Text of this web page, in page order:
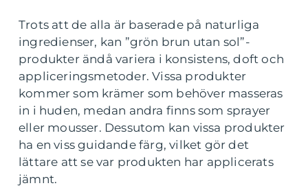
Trots att de alla är baserade på naturliga
ingredienser, kan ”grön brun utan sol”-
produkter ändå variera i konsistens, doft och
appliceringsmetoder. Vissa produkter
kommer som krämer som behöver masseras
in i huden, medan andra finns som sprayer
eller mousser. Dessutom kan vissa produkter
ha en viss guidande färg, vilket gör det
lättare att se var produkten har applicerats
jämnt.